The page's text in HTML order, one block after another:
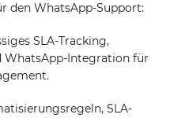
den WhatsApp-Support:
SLA-Tracking,
WhatsApp-Integration für
SLA-